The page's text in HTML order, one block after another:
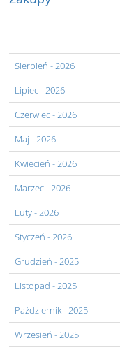
Sierpień - 2026
Lipiec- 2026
Czerwiec- 2026
Maj - 2026
Kwiecień - 2026
Marzec- 2026
Luty- 2026
Styczeń - 2026
Grudzień - 2025
Listopad - 2025
Pażdziernik- 2025
Wrzesień - 2025